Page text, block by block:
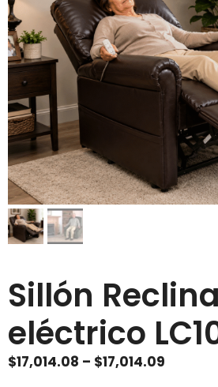
Sillón
eléctrico
$17,014.08 – $17,014.09